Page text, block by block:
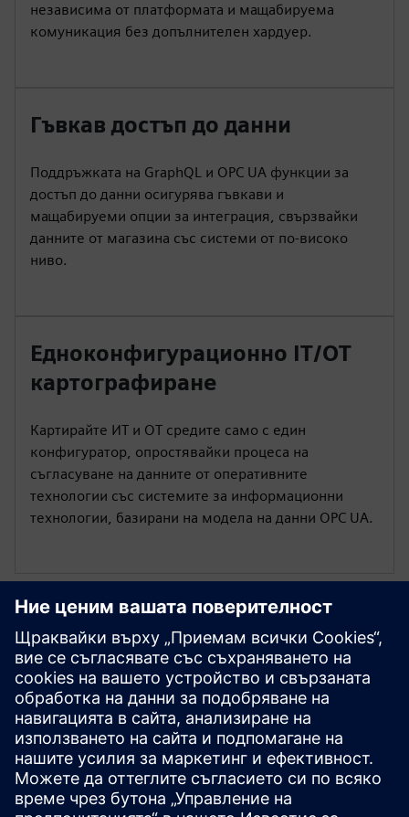
независима от платформата и мащабируема
комуникация без допълнителен хардуер.
Гъвкав достъп до данни
Поддръжката на GraphQL и OPC UA функции за
достъп до данни осигурява гъвкави и
мащабируеми опции за интеграция, свързвайки
данните от магазина със системи от по-високо
ниво.
Едноконфигурационно IT/OT
картографиране
Картирайте ИТ и OT средите само с един
конфигуратор, опростявайки процеса на
съгласуване на данните от оперативните
технологии със системите за информационни
технологии, базирани на модела на данни OPC UA.
Започнете сега
Свържете се с нас